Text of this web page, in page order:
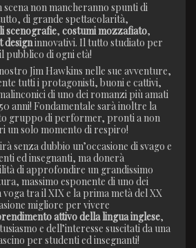
scena non mancheranno spunti di
di grande spettacolarità,
scenografie, costumi mozzafiato,
designinnovativi. Il tutto studiato per
pubblico di ogni età!
Jim Hawkins nelle sue avventure,
tutti i protagonisti, buoni e cattivi,
di uno dei romanzi più amati
anni! Fondamentale sarà inoltre la
gruppo di performer, pronti a non
un solo momento di respiro!
senza dubbio un’occasione di svago e
ed insegnanti, ma donerà
di approfondire un grandissimo
massimo esponente di uno dei
tra il XIX e la prima metà del XX
migliore per vivere
attivo della lingua inglese,
e dell’interesse suscitati da una
per studenti ed insegnanti!